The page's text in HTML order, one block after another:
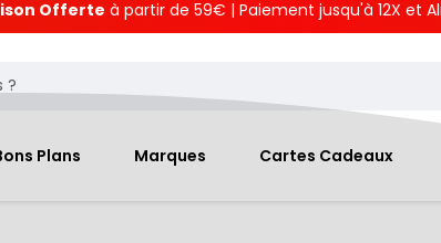
Offerte à partir de 59€ | Paiement jusqu'à 12X et
Plans Marques Cartes Cadeaux